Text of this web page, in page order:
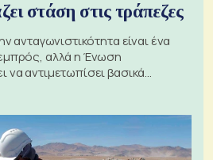
στάση στις τράπεζες
ανταγωνιστικότητα είναι ένα
αλλά η Ένωση
να αντιμετωπίσει βασικά